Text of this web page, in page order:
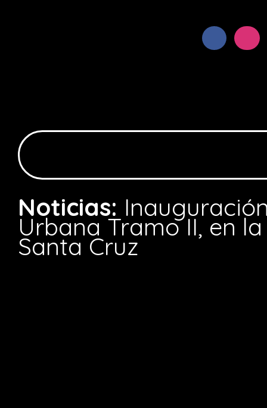
Noticias:
Urbana Tramo II, en
Santa Cruz